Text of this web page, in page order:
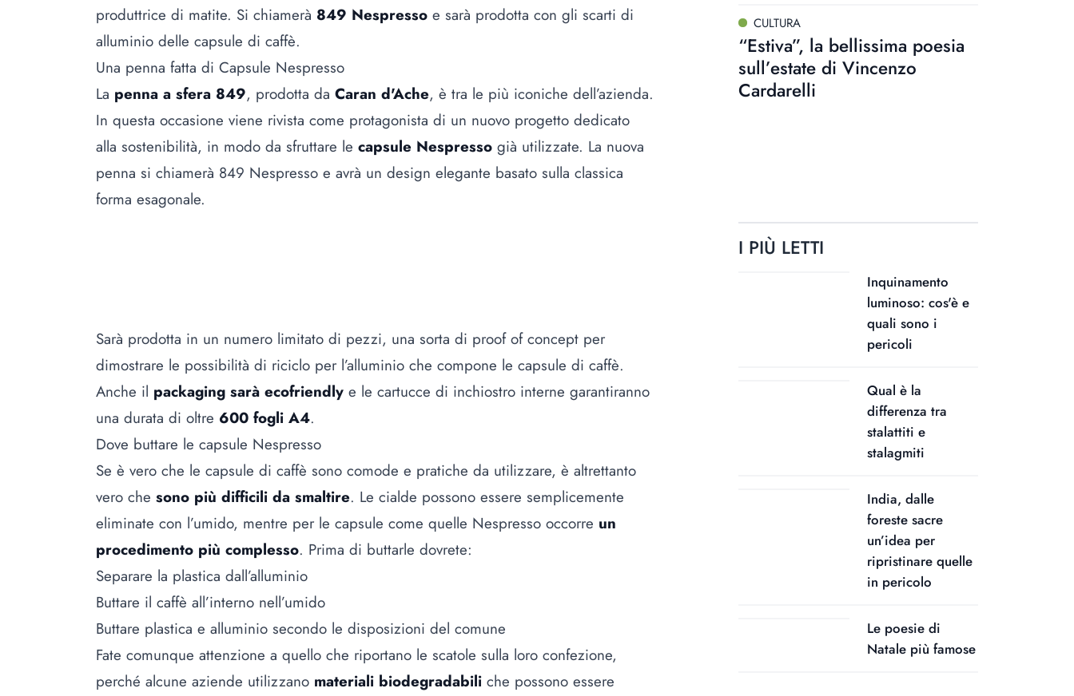
produttrice di matite. Si chiamerà 849 Nespresso e sarà prodotta con gli scarti di
alluminio delle capsule di caffè.
Una penna fatta di Capsule Nespresso
La penna a sfera 849, prodotta da Caran d'Ache, è tra le più iconiche dell’azienda.
In questa occasione viene rivista come protagonista di un nuovo progetto dedicato
alla sostenibilità, in modo da sfruttare le capsule Nespresso già utilizzate. La nuova
penna si chiamerà 849 Nespresso e avrà un design elegante basato sulla classica
forma esagonale.
Sarà prodotta in un numero limitato di pezzi, una sorta di proof of concept per
dimostrare le possibilità di riciclo per l’alluminio che compone le capsule di caffè.
Anche il packaging sarà ecofriendly e le cartucce di inchiostro interne garantiranno
una durata di oltre 600 fogli A4.
Dove buttare le capsule Nespresso
Se è vero che le capsule di caffè sono comode e pratiche da utilizzare, è altrettanto
vero che sono più difficili da smaltire. Le cialde possono essere semplicemente
eliminate con l’umido, mentre per le capsule come quelle Nespresso occorre un
procedimento più complesso. Prima di buttarle dovrete:
Separare la plastica dall’alluminio
Buttare il caffè all’interno nell’umido
Buttare plastica e alluminio secondo le disposizioni del comune
Fate comunque attenzione a quello che riportano le scatole sulla loro confezione,
perché alcune aziende utilizzano materiali biodegradabili che possono essere
CULTURA
“Estiva”, la bellissima poesia
sull’estate di Vincenzo
Cardarelli
I PIÙ LETTI
Inquinamento
luminoso: cos'è e
quali sono i
pericoli
Qual è la
differenza tra
stalattiti e
stalagmiti
India, dalle
foreste sacre
un’idea per
ripristinare quelle
in pericolo
Le poesie di
Natale più famose